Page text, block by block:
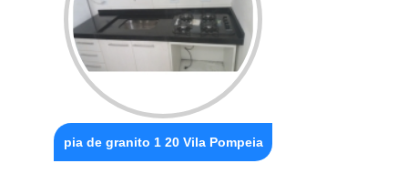
pia de granito 1 20 Vila Pompeia